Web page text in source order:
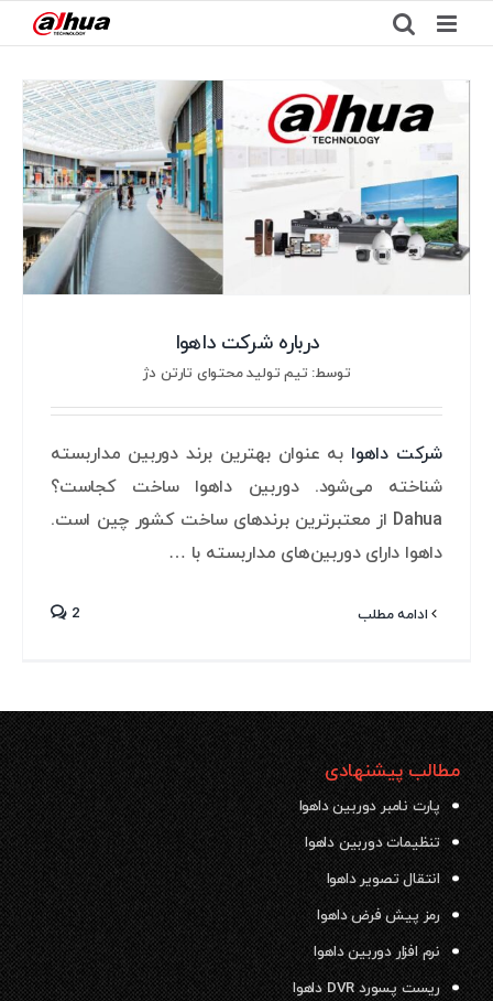
to
content
درباره شرکت داهوا
توسط: تیم تولید محتوای تارتن دژ
شرکت داهوا به عنوان بهترین برند دوربین مداربسته
شناخته می‌شود. دوربین داهوا ساخت کجاست؟
Dahua از معتبرترین برندهای ساخت کشور چین است.
داهوا دارای دوربین‌های مداربسته با …
ادامه مطلب 2
مطالب پیشنهادی
پارت نامبر دوربین داهوا
تنظیمات دوربین داهوا
انتقال تصویر داهوا
رمز پیش فرض داهوا
نرم افزار دوربین داهوا
ریست پسورد DVR داهوا